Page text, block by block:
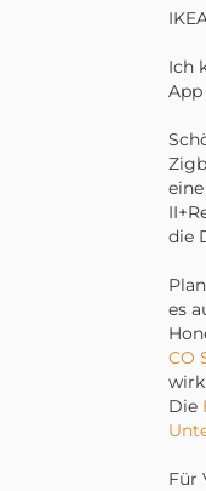
Ich
App
die
es
CO
Die
Für